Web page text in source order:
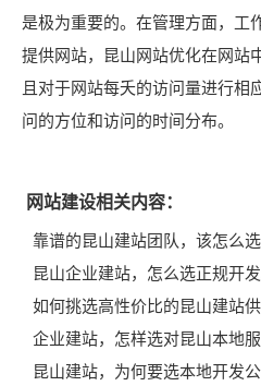
是极为重要的。在管理方面，工
提供网站，昆山网站优化在网站
且对于网站每夭的访问量进行相
问的方位和访问的时间分布。
网站建设相关内容：
靠谱的昆山建站团队，该怎么选
昆山企业建站，怎么选正规开发
如何挑选高性价比的昆山建站供
企业建站，怎样选对昆山本地服
昆山建站，为何要选本地开发公